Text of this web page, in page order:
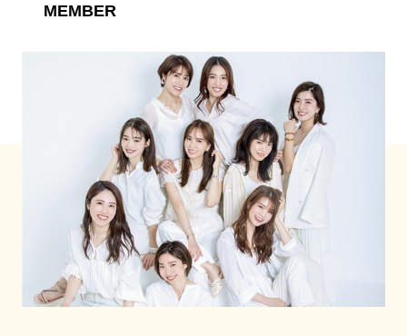
MEMBER